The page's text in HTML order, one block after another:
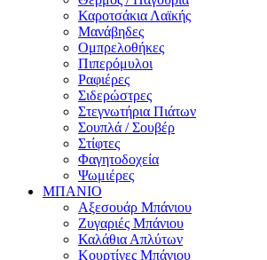
Καροτσάκια Λαϊκής
Μανάβηδες
Ομπρελοθήκες
Πιπερόμυλοι
Ραφιέρες
Σιδερώστρες
Στεγνωτήρια Πιάτων
Σουπλά / Σουβέρ
Στίφτες
Φαγητοδοχεία
Ψωμιέρες
ΜΠΑΝΙΟ
Αξεσουάρ Μπάνιου
Ζυγαριές Μπάνιου
Καλάθια Απλύτων
Κουρτίνες Μπάνιου